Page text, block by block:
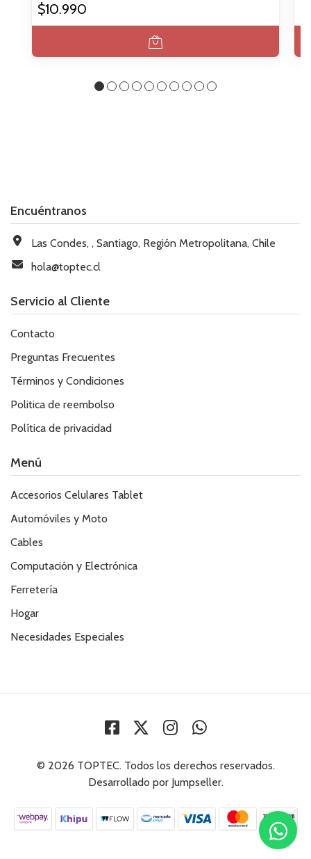
$10.990
Encuéntranos
Las Condes, , Santiago, Región Metropolitana, Chile
hola@toptec.cl
Servicio al Cliente
Contacto
Preguntas Frecuentes
Términos y Condiciones
Politica de reembolso
Política de privacidad
Menú
Accesorios Celulares Tablet
Automóviles y Moto
Cables
Computación y Electrónica
Ferretería
Hogar
Necesidades Especiales
© 2026 TOPTEC. Todos los derechos reservados.
Desarrollado por Jumpseller.